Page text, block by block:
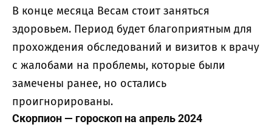
В конце месяца Весам стоит заняться
здоровьем. Период будет благоприятным для
прохождения обследований и визитов к врачу
с жалобами на проблемы, которые были
замечены ранее, но остались
проигнорированы.
Скорпион — гороскоп на апрель 2024